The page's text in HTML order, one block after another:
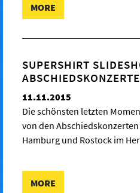
MORE
SUPERSHIRT
11.11.2015
Die schönsten letzten
von den
Hamburg und Rostock im
MORE